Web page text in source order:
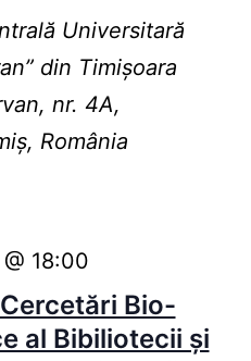
Universitară
din Timişoara
nr. 4A,
România
Bio-
al Bibiliotecii și
18:00